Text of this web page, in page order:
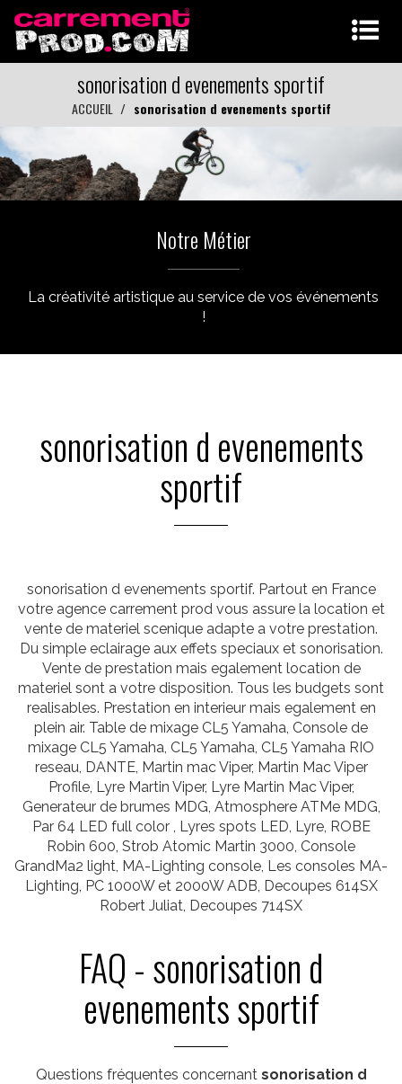
sonorisation d evenements sportif
ACCUEIL sonorisation d evenements sportif
Notre Métier
La créativité artistique au service de vos événements
!
sonorisation d evenements
sportif
sonorisation d evenements sportif. Partout en France
votre agence carrement prod vous assure la location et
vente de materiel scenique adapte a votre prestation.
Du simple eclairage aux effets speciaux et sonorisation.
Vente de prestation mais egalement location de
materiel sont a votre disposition. Tous les budgets sont
realisables. Prestation en interieur mais egalement en
plein air. Table de mixage CL5 Yamaha, Console de
mixage CL5 Yamaha, CL5 Yamaha, CL5 Yamaha RIO
reseau, DANTE, Martin mac Viper, Martin Mac Viper
Profile, Lyre Martin Viper, Lyre Martin Mac Viper,
Generateur de brumes MDG, Atmosphere ATMe MDG,
Par 64 LED full color , Lyres spots LED, Lyre, ROBE
Robin 600, Strob Atomic Martin 3000, Console
GrandMa2 light, MA-Lighting console, Les consoles MA-
Lighting, PC 1000W et 2000W ADB, Decoupes 614SX
Robert Juliat, Decoupes 714SX
FAQ - sonorisation d
evenements sportif
Questions fréquentes concernant sonorisation d